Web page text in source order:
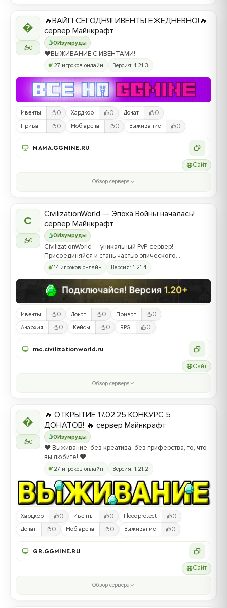

0
0Изумруды
🔥ВАЙП СЕГОДНЯ! ИВЕНТЫ ЕЖЕДНЕВНО!🔥
сервер Майнкрафт
❤️ВЫЖИВАНИЕ С ИВЕНТАМИ!
127 игроков онлайн Версия: 1.21.3
Ивенты 0 Хардкор 0 Донат 0
Приват 0 Моб арена 0 Выживание 0
MAMA.GGMINE.RU
Сайт
Обзор сервера
C
0
0 Изумруды
CivilizationWorld — Эпоха Войны началась!
сервер Майнкрафт
CivilizationWorld — уникальный PvP-сервер!
Присоединяйся и стань частью эпического
противостояния между Альвами и Йотунами!
114 игроков онлайн Версия: 1.21.4
Ивенты 0 Донат 0 Приват 0
Анархия 0 Кейсы 0 RPG 0
mc.civilizationworld.ru
Сайт
Обзор сервера

0
0Изумруды
🔥 ОТКРЫТИЕ 17.02.25 КОНКУРС 5
ДОНАТОВ! 🔥 сервер Майнкрафт
❤️ Выживание, без креатива, без гриферства, то, что
вы любите! ❤️
127 игроков онлайн Версия: 1.21.2
Хардкор 0 Ивенты 0 Floodprotect 0
Донат 0 Моб арена 0 Выживание 0
GR.GGMINE.RU
Сайт
Обзор сервера